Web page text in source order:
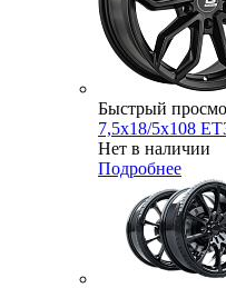
Быстрый
7,5x18/5x108
Нет в наличии
Подробнее